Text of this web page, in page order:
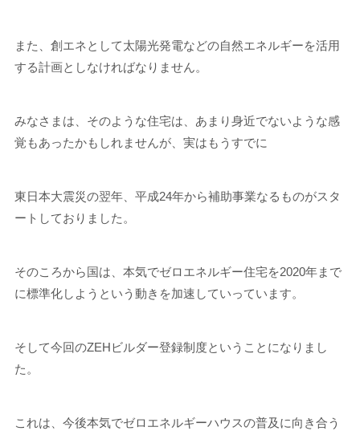
また、創エネとして太陽光発電などの自然エネルギーを活用
する計画としなければなりません。
みなさまは、そのような住宅は、あまり身近でないような感
覚もあったかもしれませんが、実はもうすでに
東日本大震災の翌年、平成24年から補助事業なるものがスタ
ートしておりました。
そのころから国は、本気でゼロエネルギー住宅を2020年まで
に標準化しようという動きを加速していっています。
そして今回のZEHビルダー登録制度ということになりまし
た。
これは、今後本気でゼロエネルギーハウスの普及に向き合う